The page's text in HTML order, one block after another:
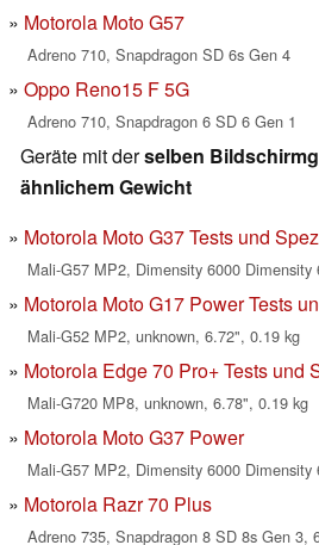
Motorola Moto G57
Adreno 710, Snapdragon SD 6s Gen 4
Oppo Reno15 F 5G
Adreno 710, Snapdragon 6 SD 6 Gen 1
Geräte mit derselben
ähnlichem Gewicht
Motorola Moto G37 Tests und
Mali-G57 MP2, Dimensity 6000
Motorola Moto G17 Power Tests
Mali-G52 MP2, unknown, 6.72", 0.19 kg
Motorola Edge 70 Pro+ Tests und
Mali-G720 MP8, unknown, 6.78", 0.19 kg
Motorola Moto G37 Power
Mali-G57 MP2, Dimensity 6000
Motorola Razr 70 Plus
Adreno 735, Snapdragon 8 SD 8s Gen 3,